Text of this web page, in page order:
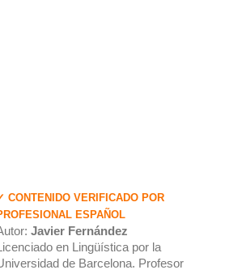
CONTENIDO VERIFICADO POR
ESPAÑOL
Javier Fernández
en Lingüística por la
de Barcelona. Profesor